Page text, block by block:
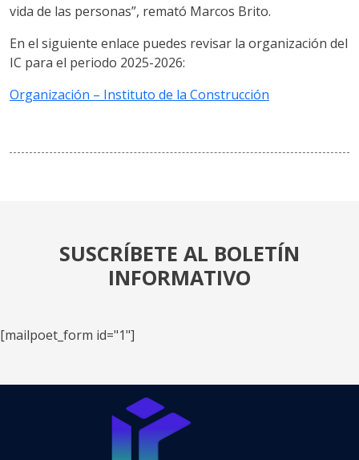
vida de las personas”, remató Marcos Brito.
En el siguiente enlace puedes revisar la organización del
IC para el periodo 2025-2026:
Organización – Instituto de la Construcción
SUSCRÍBETE AL BOLETÍN
INFORMATIVO
[mailpoet_form id="1"]